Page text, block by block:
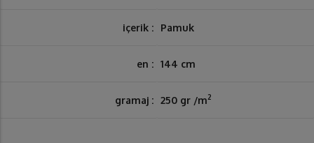
içerik : Pamuk
en : 144 cm
gramaj : 250 gr /m2